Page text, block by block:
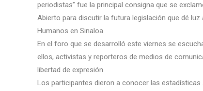
periodistas” fue la principal consigna que se
Abierto para discutir la futura legislación que dé
Humanos en Sinaloa.
En el foro que se desarrolló este viernes se
ellos, activistas y reporteros de medios de
libertad de expresión.
Los participantes dieron a conocer las